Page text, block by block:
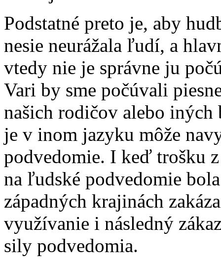
Podstatné preto je, aby
nesie neurážala ľudí, a
vtedy nie je správne ju
Vari by sme počúvali
našich rodičov alebo
je v inom jazyku môže
podvedomie. I keď trošku
na ľudské podvedomie
západných krajinách
využívanie i následný
sily podvedomia.